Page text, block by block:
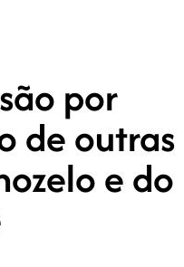
por
de outras
e do